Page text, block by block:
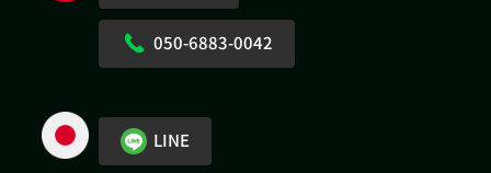
050-6883-0042
LINE